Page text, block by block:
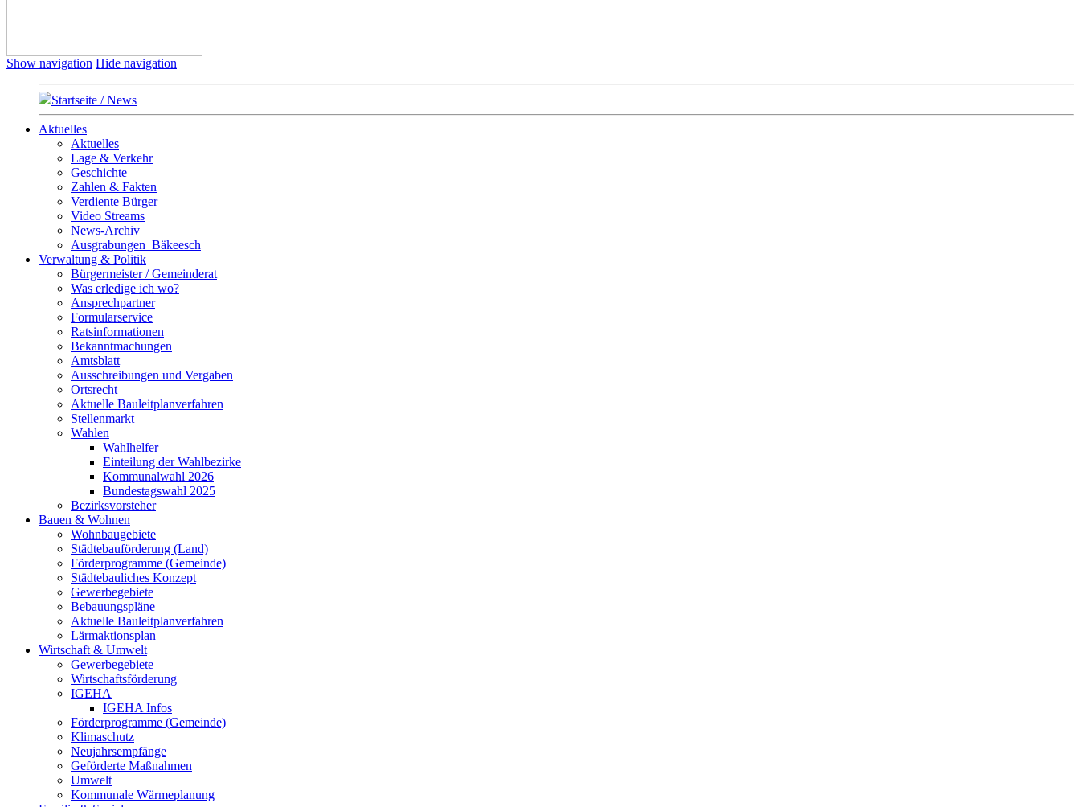
Show navigation Hide navigation
Startseite / News
Aktuelles
Aktuelles
Lage & Verkehr
Geschichte
Zahlen & Fakten
Verdiente Bürger
Video Streams
News-Archiv
Ausgrabungen_Bäkeesch
Verwaltung & Politik
Bürgermeister / Gemeinderat
Was erledige ich wo?
Ansprechpartner
Formularservice
Ratsinformationen
Bekanntmachungen
Amtsblatt
Ausschreibungen und Vergaben
Ortsrecht
Aktuelle Bauleitplanverfahren
Stellenmarkt
Wahlen
Wahlhelfer
Einteilung der Wahlbezirke
Kommunalwahl 2026
Bundestagswahl 2025
Bezirksvorsteher
Bauen & Wohnen
Wohnbaugebiete
Städtebauförderung (Land)
Förderprogramme (Gemeinde)
Städtebauliches Konzept
Gewerbegebiete
Bebauungspläne
Aktuelle Bauleitplanverfahren
Lärmaktionsplan
Wirtschaft & Umwelt
Gewerbegebiete
Wirtschaftsförderung
IGEHA
IGEHA Infos
Förderprogramme (Gemeinde)
Klimaschutz
Neujahrsempfänge
Geförderte Maßnahmen
Umwelt
Kommunale Wärmeplanung